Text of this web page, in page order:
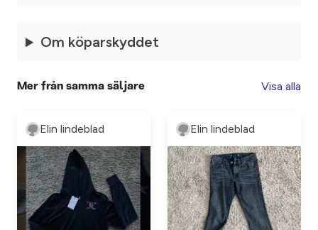
Om köparskyddet
Mer från samma säljare Visa alla
Elin lindeblad Elin lindeblad